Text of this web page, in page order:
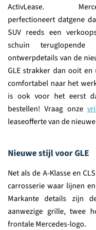
ActivLease.
perfectioneert datgene
SUV reeds een
schuin
ontwerpdetails van de
GLE strakker dan ooit
comfortabel naar het
is ook voor het eerst
bestellen! Vraag onze
leaseofferte van de nieuwe
Nieuwe stijl voor GLE
Net als de A-Klasse en
carrosserie waar lijnen
Markante details zijn
aanwezige grille, twee
frontale Mercedes-logo.